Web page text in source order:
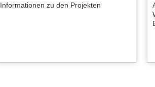
Informationen zu den Projekten